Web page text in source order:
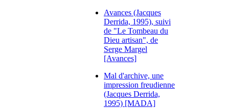
Avances (Jacques
Derrida, 1995), suivi
de "Le Tombeau du
Dieu artisan", de
Serge Margel
[Avances]
Mal d'archive, une
impression freudienne
(Jacques Derrida,
1995) [MADA]